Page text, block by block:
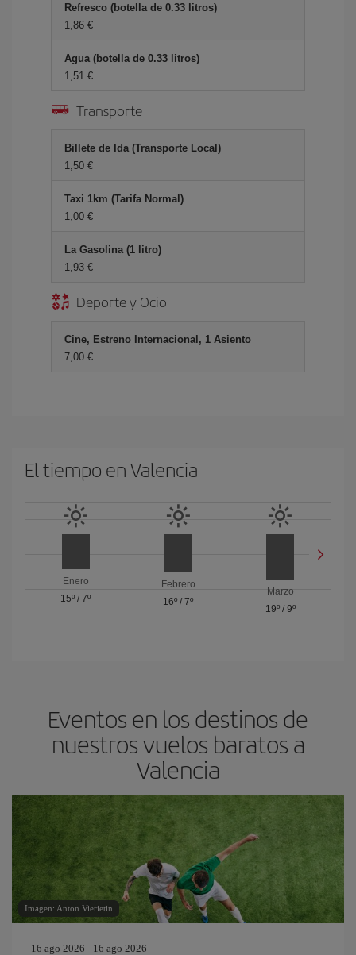
Refresco (botella de 0.33 litros)
1,86 €
Agua (botella de 0.33 litros)
1,51 €
Transporte
Billete de Ida (Transporte Local)
1,50 €
Taxi 1km (Tarifa Normal)
1,00 €
La Gasolina (1 litro)
1,93 €
Deporte y Ocio
Cine, Estreno Internacional, 1 Asiento
7,00 €
El tiempo en Valencia
Enero
15º /7º
Febrero
16º / 7º
Marzo
19º/ 9º
Eventos en los destinos de
nuestros vuelos baratos a
Valencia
Imagen: Anton Vierietin
16 ago 2026 - 16 ago 2026